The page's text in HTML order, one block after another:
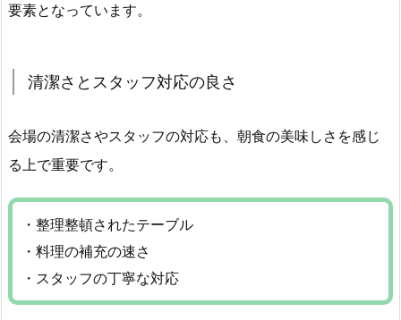
要素となっています。
清潔さとスタッフ対応の良さ
会場の清潔さやスタッフの対応も、朝食の美味しさを感じ
る上で重要です。
・整理整頓されたテーブル
・料理の補充の速さ
・スタッフの丁寧な対応